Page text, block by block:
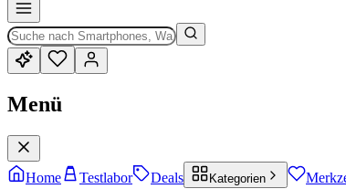
Menü
Home Testlabor Deals Kategorien